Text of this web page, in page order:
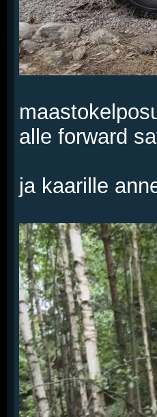
alle forward
ja kaarille